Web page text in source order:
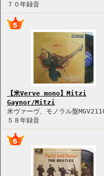
７０年録音
【米Verve mono】Mitzi
Gaynor/Mitzi
米ヴァーヴ、モノラル盤
５８年録音